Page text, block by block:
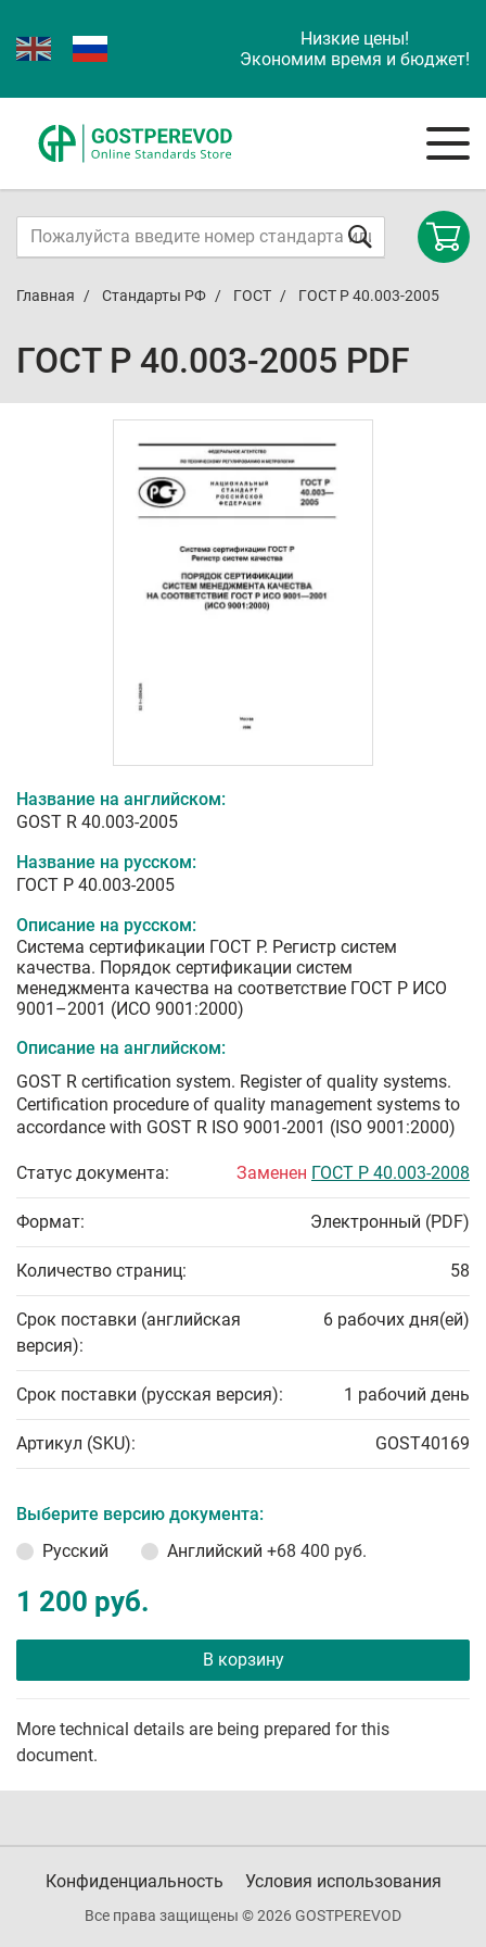
Низкие цены!
Экономим время и бюджет!
Главная Стандарты РФ ГОСТ ГОСТ Р 40.003-2005
ГОСТ Р 40.003-2005 PDF
Название на английском:
GOST R 40.003-2005
Название на русском:
ГОСТ Р 40.003-2005
Описание на русском:
Система сертификации ГОСТ Р. Регистр систем
качества. Порядок сертификации систем
менеджмента качества на соответствие ГОСТ Р ИСО
9001–2001 (ИСО 9001:2000)
Описание на английском:
GOST R certification system. Register of quality systems.
Certification procedure of quality management systems to
accordance with GOST R ISO 9001-2001 (ISO 9001:2000)
Статус документа: Заменен ГОСТ Р 40.003-2008
Формат: Электронный (PDF)
Количество страниц: 58
Срок поставки (английская
версия):
6 рабочих дня(ей)
Срок поставки (русская версия): 1 рабочий день
Артикул (SKU): GOST40169
Выберите версию документа:
Русский
Английский +68 400 руб.
1 200 руб.
В корзину
More technical details are being prepared for this
document.
Конфиденциальность Условия использования
Все права защищены © 2026 GOSTPEREVOD